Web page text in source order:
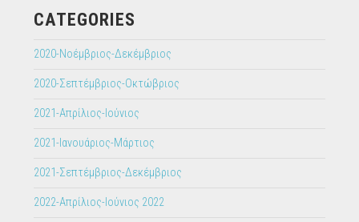
CATEGORIES
2020-Νοέμβριος-Δεκέμβριος
2020-Σεπτέμβριος-Οκτώβριος
2021-Απρίλιος-Ιούνιος
2021-Ιανουάριος-Μάρτιος
2021-Σεπτέμβριος-Δεκέμβριος
2022-Απρίλιος-Ιούνιος 2022